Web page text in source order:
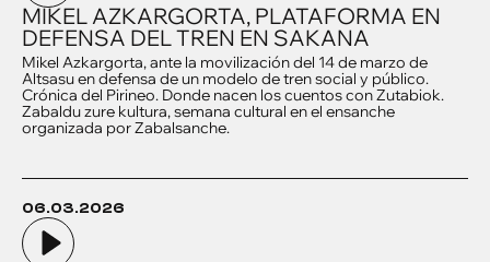
MIKEL AZKARGORTA, PLATAFORMA EN
DEFENSA DEL TREN EN SAKANA
Mikel Azkargorta, ante la movilización del 14 de marzo de
Altsasu en defensa de un modelo de tren social y público.
Crónica del Pirineo. Donde nacen los cuentos con Zutabiok.
Zabaldu zure kultura, semana cultural en el ensanche
organizada por Zabalsanche.
06.03.2026